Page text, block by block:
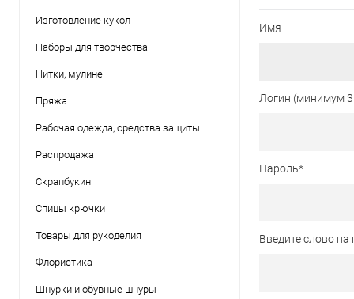
Изготовление кукол
Наборы для творчества
Нитки, мулине
Пряжа
Рабочая одежда, средства защиты
Распродажа
Скрапбукинг
Спицы крючки
Товары для рукоделия
Флористика
Шнурки и обувные шнуры
Имя
Логин (минимум
Пароль*
Введите слово на